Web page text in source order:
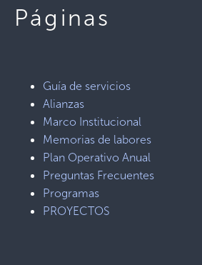
Páginas
Guía de servicios
Alianzas
Marco Institucional
Memorias de labores
Plan Operativo Anual
Preguntas Frecuentes
Programas
PROYECTOS